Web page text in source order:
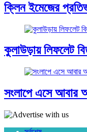
ক্লিন ইমেজের
কুলাউড়ায় লিফলেট
সংলাপে এসে আবার